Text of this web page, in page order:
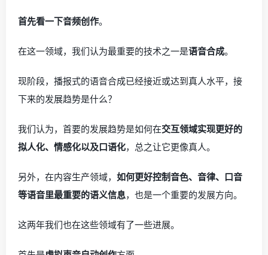
首先看一下音频创作。
在这一领域，我们认为最重要的技术之一是语音合成。
现阶段，播报式的语音合成已经接近或达到真人水平，接
下来的发展趋势是什么？
我们认为，首要的发展趋势是如何在交互领域实现更好的
拟人化、情感化以及口语化，总之让它更像真人。
另外，在内容生产领域， 如何更好控制音色、音律、口音
等语音里最重要的语义信息，也是一个重要的发展方向。
这两年我们也在这些领域有了一些进展。